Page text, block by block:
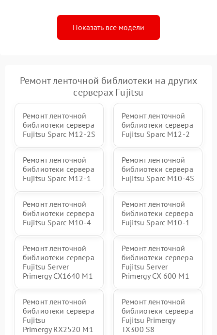
Показать все модели
Ремонт ленточной библиотеки на других
серверах Fujitsu
Ремонт ленточной
библиотеки сервера
Fujitsu Sparc M12-2S
Ремонт ленточной
библиотеки сервера
Fujitsu Sparc M12-2
Ремонт ленточной
библиотеки сервера
Fujitsu Sparc M12-1
Ремонт ленточной
библиотеки сервера
Fujitsu Sparc M10-4S
Ремонт ленточной
библиотеки сервера
Fujitsu Sparc M10-4
Ремонт ленточной
библиотеки сервера
Fujitsu Sparc M10-1
Ремонт ленточной
библиотеки сервера
Fujitsu Server
Primergy CX1640 M1
Ремонт ленточной
библиотеки сервера
Fujitsu Server
Primergy CX 600 M1
Ремонт ленточной
библиотеки сервера
Fujitsu
Primergy RX2520 M1
Ремонт ленточной
библиотеки сервера
Fujitsu Primergy
TX300 S8